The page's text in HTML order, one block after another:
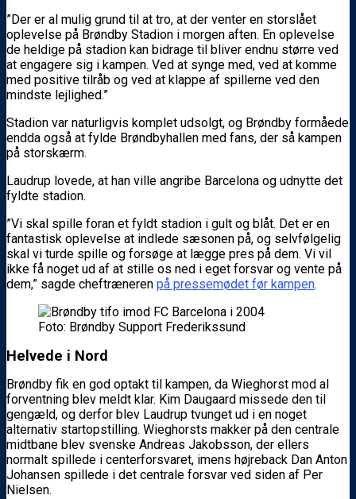
”Der er al mulig grund til at tro, at der venter en storslået
oplevelse på Brøndby Stadion i morgen aften. En oplevelse
de heldige på stadion kan bidrage til bliver endnu større ved
at engagere sig i kampen. Ved at synge med, ved at komme
med positive tilråb og ved at klappe af spillerne ved den
mindste lejlighed.”
Stadion var naturligvis komplet udsolgt, og Brøndby formåede
endda også at fylde Brøndbyhallen med fans, der så kampen
på storskærm.
Laudrup lovede, at han ville angribe Barcelona og udnytte det
fyldte stadion.
”Vi skal spille foran et fyldt stadion i gult og blåt. Det er en
fantastisk oplevelse at indlede sæsonen på, og selvfølgelig
skal vi turde spille og forsøge at lægge pres på dem. Vi vil
ikke få noget ud af at stille os ned i eget forsvar og vente på
dem,” sagde cheftræneren på pressemødet før kampen.
Foto: Brøndby Support Frederikssund
Helvede i Nord
Brøndby fik en god optakt til kampen, da Wieghorst mod al
forventning blev meldt klar. Kim Daugaard missede den til
gengæld, og derfor blev Laudrup tvunget ud i en noget
alternativ startopstilling. Wieghorsts makker på den centrale
midtbane blev svenske Andreas Jakobsson, der ellers
normalt spillede i centerforsvaret, imens højreback Dan Anton
Johansen spillede i det centrale forsvar ved siden af Per
Nielsen.